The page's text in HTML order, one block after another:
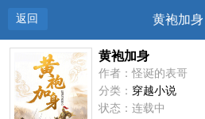
返回 黄袍加身
黄袍加身
作者：怪诞的表哥
分类： 穿越小说
状态：连载中